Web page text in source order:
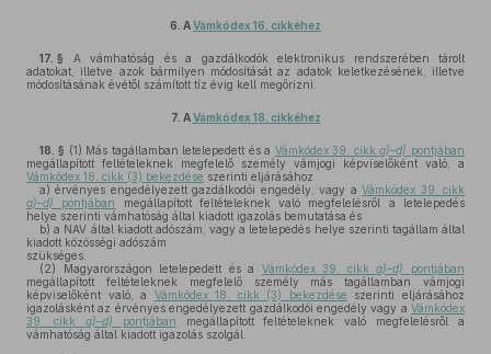
6. AVámkódex 16. cikkéhez
17. § A vámhatóság és a gazdálkodók elektronikus rendszerében tárolt
adatokat, illetve azok bármilyen módosítását az adatok keletkezésének, illetve
módosításának évétől számított tíz évig kell megőrizni.
7. AVámkódex 18. cikkéhez
18. § (1) Más tagállamban letelepedett és a Vámkódex 39. cikka)–d) pontjában
megállapított feltételeknek megfelelő személy vámjogi képviselőként való, a
Vámkódex 18. cikk (3) bekezdése szerinti eljárásához
a) érvényes engedélyezett gazdálkodói engedély, vagy aVámkódex 39. cikk
a)–d) pontjában
megállapított feltételeknek való megfelelésről a letelepedés
helye szerinti vámhatóság által kiadott igazolás bemutatása és
b) a NAV által kiadott adószám, vagy a letelepedés helye szerinti tagállam által
kiadott közösségi adószám
szükséges.
(2) Magyarországon letelepedett és a Vámkódex 39. cikka)–d)
pontjában
megállapított feltételeknek megfelelő személy más tagállamban vámjogi
képviselőként való, a Vámkódex 18. cikk (3) bekezdése szerinti eljárásához
igazolásként az érvényes engedélyezett gazdálkodói engedély vagy a Vámkódex
39. cikk a)–d) pontjában megállapított feltételeknek való megfelelésről a
vámhatóság által kiadott igazolás szolgál.